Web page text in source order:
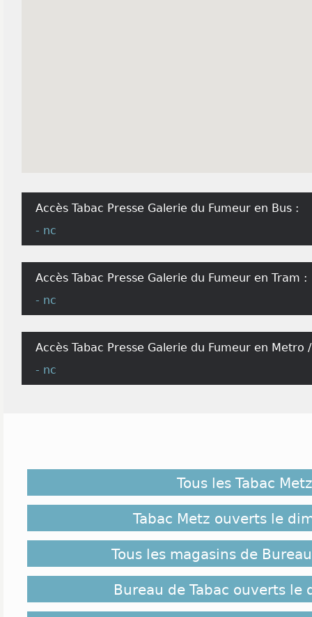
Accès Tabac Presse Galerie du Fumeur en Bus :
- nc
Accès Tabac Presse Galerie du Fumeur en Tram :
- nc
Accès Tabac Presse Galerie du Fumeur en Metro /
- nc
Tous les Tabac Metz
Tabac Metz ouverts le
Tous les magasins de
Bureau de Tabac ouverts le